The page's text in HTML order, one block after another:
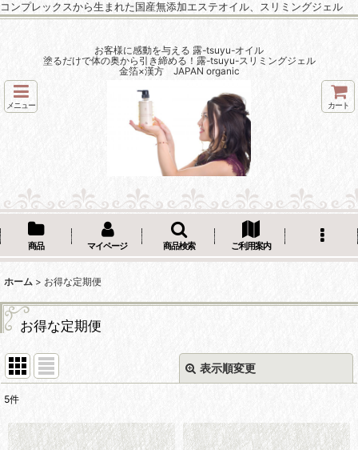
コンプレックスから生まれた国産無添加エステオイル、スリミングジェル
お客様に感動を与える 露-tsuyu-オイル
塗るだけで体の奥から引き締める！露-tsuyu-スリミングジェル
金箔×漢方 JAPAN organic
メニュー カート
商品 マイページ 商品検索 ご利用案内
ホーム > お得な定期便
お得な定期便
表示順変更
5件